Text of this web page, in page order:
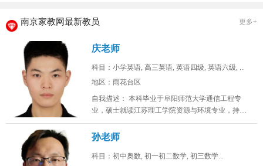
南京家教网最新教员 更多+
庆老师
科目：小学英语, 高三英语, 英语四级, 英语六级, ...
地区：雨花台区
自我描述： 本科毕业于阜阳师范大学通信工程专
业，硕士就读江苏理工学院资源与环境专业，持有
初高中英语教师资格证，具备系统...
孙老师
科目：初中奥数, 初一初二数学, 初三数学...